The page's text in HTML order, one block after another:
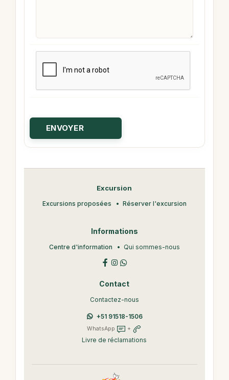
Excursion
Excursions proposées Réserver l'excursion
Informations
Centre d'information Qui sommes-nous
Contact
Contactez-nous
+51 91518-1506
WhatsApp +
Livre de réclamations